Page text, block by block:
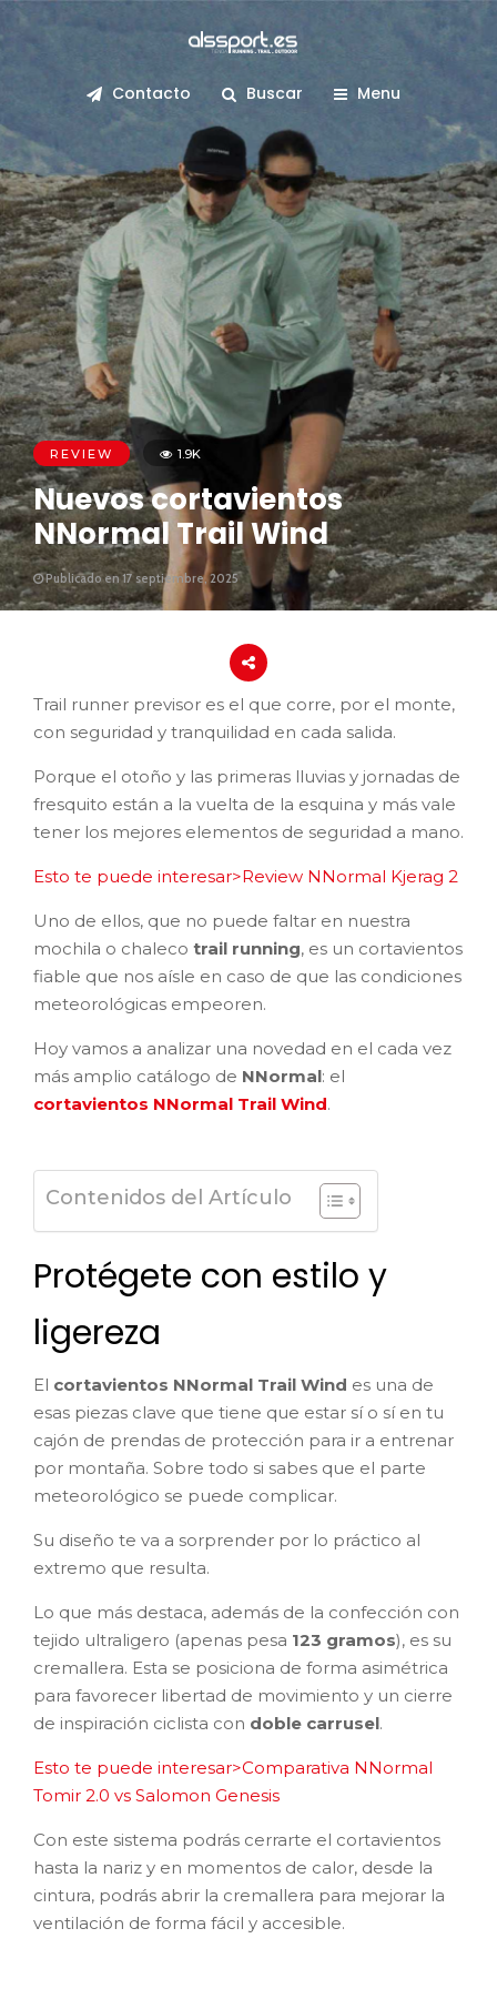
Contacto Buscar Menu
REVIEW 1.9K
Nuevos cortavientos
NNormal Trail Wind
Publicado en 17 septiembre, 2025
Trail runner previsor es el que corre, por el monte,
con seguridad y tranquilidad en cada salida.
Porque el otoño y las primeras lluvias y jornadas de
fresquito están a la vuelta de la esquina y más vale
tener los mejores elementos de seguridad a mano.
Esto te puede interesar>Review NNormal Kjerag 2
Uno de ellos, que no puede faltar en nuestra
mochila o chaleco trail running, es un cortavientos
fiable que nos aísle en caso de que las condiciones
meteorológicas empeoren.
Hoy vamos a analizar una novedad en el cada vez
más amplio catálogo de NNormal: el
cortavientos NNormal Trail Wind.
Contenidos del Artículo
Protégete con estilo y
ligereza
El cortavientos NNormal Trail Wind es una de
esas piezas clave que tiene que estar sí o sí en tu
cajón de prendas de protección para ir a entrenar
por montaña. Sobre todo si sabes que el parte
meteorológico se puede complicar.
Su diseño te va a sorprender por lo práctico al
extremo que resulta.
Lo que más destaca, además de la confección con
tejido ultraligero (apenas pesa 123 gramos), es su
cremallera. Esta se posiciona de forma asimétrica
para favorecer libertad de movimiento y un cierre
de inspiración ciclista con doble carrusel.
Esto te puede interesar>Comparativa NNormal
Tomir 2.0 vs Salomon Genesis
Con este sistema podrás cerrarte el cortavientos
hasta la nariz y en momentos de calor, desde la
cintura, podrás abrir la cremallera para mejorar la
ventilación de forma fácil y accesible.